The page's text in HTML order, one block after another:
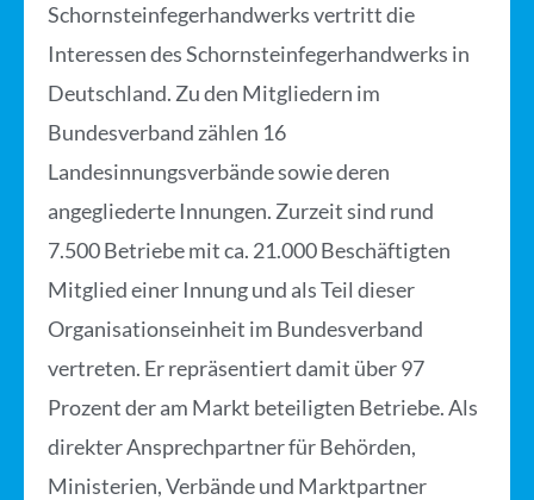
Schornsteinfegerhandwerks vertritt die
Interessen des Schornsteinfegerhandwerks in
Deutschland. Zu den Mitgliedern im
Bundesverband zählen 16
Landesinnungsverbände sowie deren
angegliederte Innungen. Zurzeit sind rund
7.500 Betriebe mit ca. 21.000 Beschäftigten
Mitglied einer Innung und als Teil dieser
Organisationseinheit im Bundesverband
vertreten. Er repräsentiert damit über 97
Prozent der am Markt beteiligten Betriebe. Als
direkter Ansprechpartner für Behörden,
Ministerien, Verbände und Marktpartner